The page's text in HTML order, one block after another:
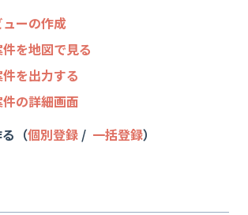
ューの作成
を地図で見る
を出力する
の詳細画面
（個別登録 / 一括登録）